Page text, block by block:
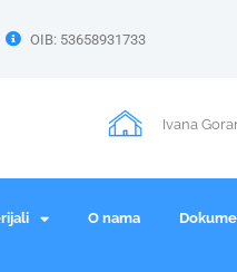
OIB: 53658931733
Ivana
O nama